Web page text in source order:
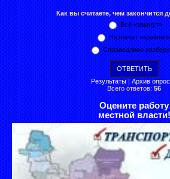
Как вы считаете, чем закончится
Всё «замнут»
Назначат
Справедливо
Результаты | Архив
Всего ответов: 56
Оцените работу
местной власти!